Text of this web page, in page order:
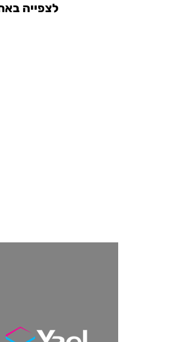
לצפייה